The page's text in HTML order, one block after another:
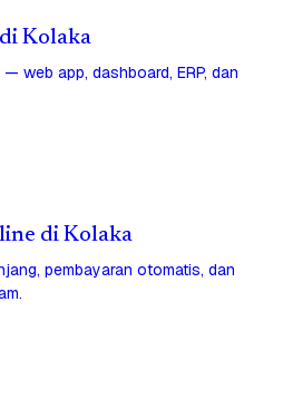
Kolaka
web app, dashboard, ERP, dan
di Kolaka
pembayaran otomatis, dan